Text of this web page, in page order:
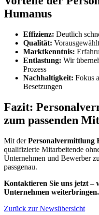
Humanus
Effizienz: Deutlich
Qualität:
Marktkenntnis:
Entlastung: Wir
Prozess
Nachhaltigkeit: Fokus
Besetzungen
Fazit:
zum passenden
Mit derPersonalvermittlung
qualifizierte Mitarbeitende
Unternehmen und Bewerber
passgenau.
Kontaktieren Sie uns jetzt
Unternehmen weiterbringen.
Zurück zur Newsübersicht